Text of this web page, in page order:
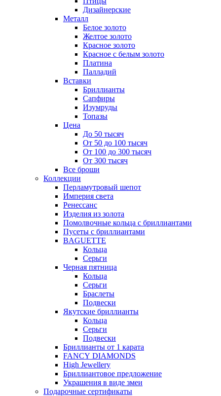
Дизайнерские
Металл
Белое золото
Желтое золото
Красное золото
Красное с белым золото
Платина
Палладий
Вставки
Бриллианты
Сапфиры
Изумруды
Топазы
Цена
До 50 тысяч
От 50 до 100 тысяч
От 100 до 300 тысяч
От 300 тысяч
Все броши
Коллекции
Перламутровый шепот
Империя света
Ренессанс
Изделия из золота
Помолвочные кольца с бриллиантами
Пусеты с бриллиантами
BAGUETTE
Кольца
Серьги
Черная пятница
Кольца
Серьги
Браслеты
Подвески
Якутские бриллианты
Кольца
Серьги
Подвески
Бриллианты от 1 карата
FANCY DIAMONDS
High Jewellery
Бриллиантовое предложение
Украшения в виде змеи
Подарочные сертификаты